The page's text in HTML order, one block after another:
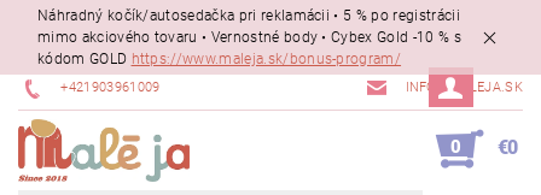
Náhradný kočík/autosedačka pri reklamácii • 5 % po registrácii
mimo akciového tovaru • Vernostné body • Cybex Gold -10 % s
kódom GOLD https://www.maleja.sk/bonus-program/
+421903961009 INFO@MALEJA.SK
0 €0